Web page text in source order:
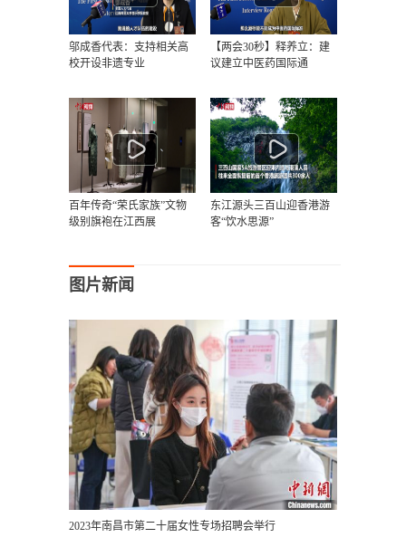
邬成香代表：支持相关高
校开设非遗专业
【两会30秒】释养立：建
议建立中医药国际通
百年传奇“荣氏家族”文物
级别旗袍在江西展
东江源头三百山迎香港游
客“饮水思源”
图片新闻
2023年南昌市第二十届女性专场招聘会举行